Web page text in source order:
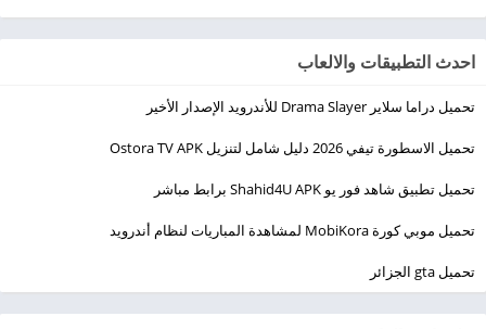
احدث التطبيقات والالعاب
تحميل دراما سلاير Drama Slayer للأندرويد الإصدار الأخير
تحميل الاسطورة تيفي 2026 دليل شامل لتنزيل Ostora TV APK
تحميل تطبيق شاهد فور يو Shahid4U APK برابط مباشر
تحميل موبي كورة MobiKora لمشاهدة المباريات لنظام أندرويد
تحميل gta الجزائر